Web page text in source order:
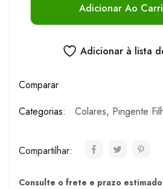
Adicionar Ao
Adicionar à lista
Comparar
Categorias:
Colares, Pingente
Compartilhar:
Consulte o frete e prazo